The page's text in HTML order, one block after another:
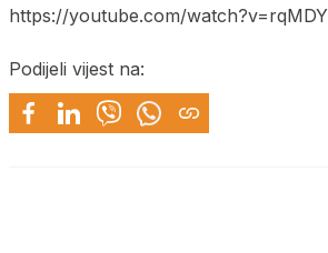
https://youtube.com/
Podijeli vijest na: